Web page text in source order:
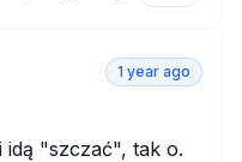
1 year ago
idą "szczać", tak o.